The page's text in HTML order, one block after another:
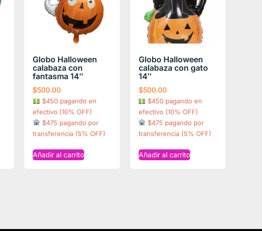
Globo Halloween
calabaza con
fantasma 14″
$500.00
$450 pagando en
efectivo (10% OFF)
$475 pagando por
transferencia (5% OFF)
Añadir al carrito
Globo Halloween
calabaza con gato
14″
$500.00
$450 pagando en
efectivo (10% OFF)
$475 pagando por
transferencia (5% OFF)
Añadir al carrito